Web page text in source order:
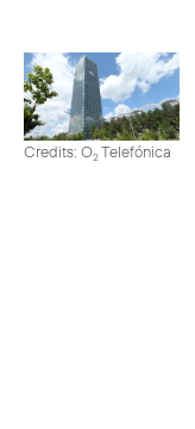
Credits: O2Telefónica